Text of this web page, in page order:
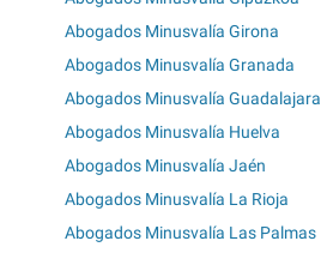
Abogados Minusvalía Girona
Abogados Minusvalía Granada
Abogados Minusvalía Guadalajara
Abogados Minusvalía Huelva
Abogados Minusvalía Jaén
Abogados Minusvalía La Rioja
Abogados Minusvalía Las Palmas